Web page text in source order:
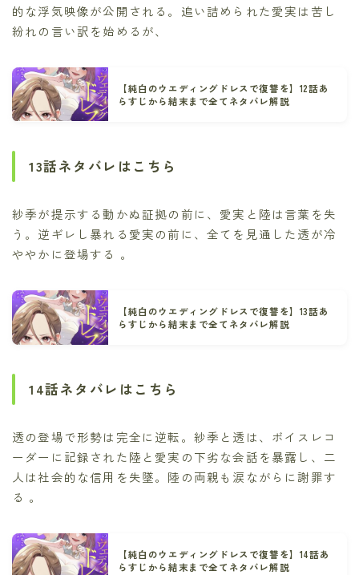
的な浮気映像が公開される。追い詰められた愛実は苦し
紛れの言い訳を始めるが、
【純白のウエディングドレスで復讐を】12話あ
らすじから結末まで全てネタバレ解説
13話ネタバレはこちら
紗季が提示する動かぬ証拠の前に、愛実と陸は言葉を失
う。逆ギレし暴れる愛実の前に、全てを見通した透が冷
ややかに登場する 。
【純白のウエディングドレスで復讐を】13話あ
らすじから結末まで全てネタバレ解説
14話ネタバレはこちら
透の登場で形勢は完全に逆転。紗季と透は、ボイスレコ
ーダーに記録された陸と愛実の下劣な会話を暴露し、二
人は社会的な信用を失墜。陸の両親も涙ながらに謝罪す
る 。
【純白のウエディングドレスで復讐を】14話あ
らすじから結末まで全てネタバレ解説